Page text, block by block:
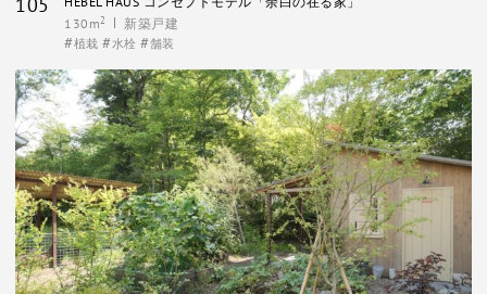
105
130m2 新築戸建
植栽 水栓 舗装